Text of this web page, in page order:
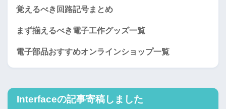
覚えるべき回路記号まとめ
まず揃えるべき電子工作グッズ一覧
電子部品おすすめオンラインショップ一覧
Interfaceの記事寄稿しました